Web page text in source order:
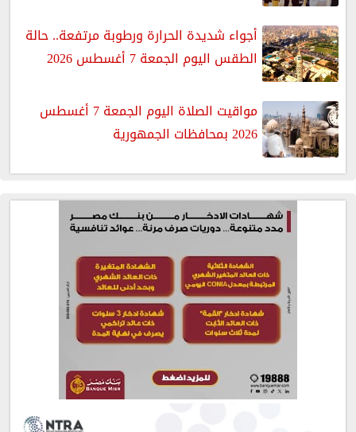
أجواء شديدة الحرارة ورطوبة مرتفعة.. حالة
الطقس اليوم الجمعة 7 أغسطس 2026
مواقيت الصلاة اليوم الجمعة 7 أغسطس
2026 بمحافظات الجمهورية